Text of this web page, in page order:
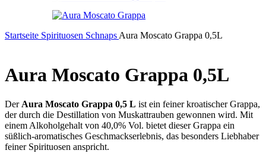
Startseite Spirituosen Schnaps Aura Moscato Grappa 0,5L
Aura Moscato Grappa 0,5L
Der Aura Moscato Grappa 0,5 L ist ein feiner kroatischer Grappa,
der durch die Destillation von Muskattrauben gewonnen wird. Mit
einem Alkoholgehalt von 40,0% Vol. bietet dieser Grappa ein
süßlich-aromatisches Geschmackserlebnis, das besonders Liebhaber
feiner Spirituosen anspricht.